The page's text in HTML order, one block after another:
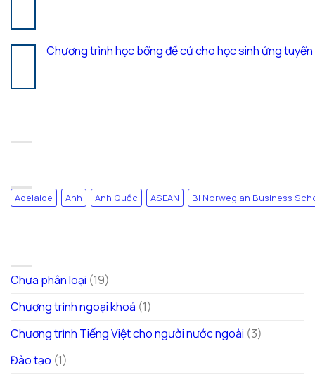
Chương trình học bổng đề cử cho học sinh ứng
Adelaide Anh Anh Quốc ASEAN BI Norwegian Business
Chưa phân loại (19)
Chương trình ngoại khoá (1)
Chương trình Tiếng Việt cho người nước ngoài (3)
Đào tạo (1)